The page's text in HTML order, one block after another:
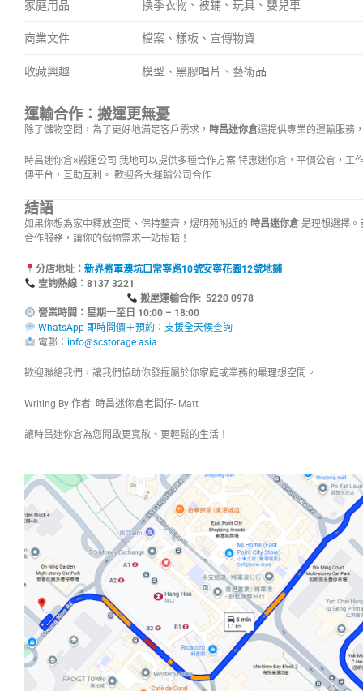
家庭用品 換季衣物、被鋪、玩具、嬰兒車
商業文件 檔案、樣板、宣傳物資
收藏興趣 模型、黑膠唱片、藝術品
運輸合作：搬運更無憂
除了儲物空間，為了更好地滿足客戶需求， 時昌迷你倉還提供專業的運輸服務
時昌迷你倉×搬運公司 我地可以提供多種合作方案 特惠迷你倉，平價公倉，工
傳平台，互助互利。 歡迎各大運輸公司合作
結語
如果你想為家中釋放空間、保持整齊，煜明苑附近的 時昌迷你倉 是理想選擇。
合作服務，讓你的儲物需求一站搞掂！
分店地址： 新界將軍澳坑口常寧路10號安寧花園12號地鋪
查詢熱線：
搬屋運輸合作: 5220 0978
營業時間：星期一至日 10:00 – 18:00
WhatsApp 即時問價＋預約：支援全天候查詢
電郵： info@scstorage.asia
歡迎聯絡我們，讓我們協助你發掘屬於你家庭或業務的最理想空間。
Writing By 作者: 時昌迷你倉老闆仔- Matt
讓時昌迷你倉為您開啟更寬敞、更輕鬆的生活！